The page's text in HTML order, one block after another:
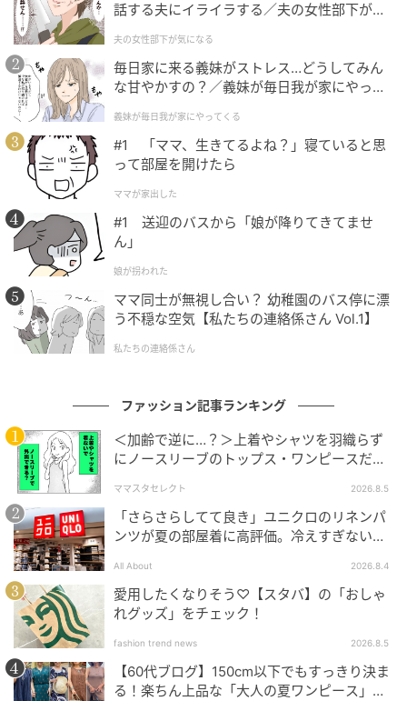
インレッドウェブ
1. 水色のシューレースがきいたジラフ柄でポップな足
元に。スニーカー［Ｈ1］¥17,600(アディダス／アディ
ダス コールセンター)
清涼感のあるミントグリーン
で今っぽさと抜け感を演出。スニーカー［Ｈ
ンお客様相談室)3.シボのある曲線的なラインが目を
引くオールホワイト。スニーカー［Ｈ1.5］¥31,900(モ
エア／アマン) 4. こっくりしたグリーンのスウェードア
ッパーがシック。ステッチや切り替えなどさりげない
アレンジがレトロなムードを表現。スニーカー［Ｈ
2］¥29,150(ヴェジャ／セイヤナカムラツーポイントツ
ーフォー)
スタイリスト 武田亜利紗さん
ミントや淡いピンクなど、アイスクリ—ムみたいな色
のレトロなスニーカーが可愛い♡
スタイリスト 杉本知香さん
話する夫にイライラする／夫の女性部下が気
夫の女性部下が気になる
毎日家に来る義妹がストレス…どうしてみん
な甘やかすの？／義妹が毎日我が家にやって
が】
義妹が毎日我が家にやってくる
#1 「ママ、生きてるよね？」寝ていると思
って部屋を開けたら
ママが家出した
#1 送迎のバスから「娘が降りてきてませ
ん」
娘が拐われた
ママ同士が無視し合い？ 幼稚園のバス停に漂
う不穏な空気【私たちの連絡係さん Vol.1】
私たちの連絡係さん
ファッション記事ランキング
＜加齢で逆に…？＞上着やシャツを羽織らず
にノースリーブのトップス・ワンピースだけ
ママスタセレクト 2026.8.5
「さらさらしてて良き」ユニクロのリネンパ
ンツが夏の部屋着に高評価。冷えすぎない肌
All About 2026.8.4
愛用したくなりそう♡【スタバ】の「おしゃ
れグッズ」をチェック！
fashion trend news 2026.8.5
【60代ブログ】150cm以下でもすっきり決ま
る！楽ちん上品な「大人の夏ワンピース」コ